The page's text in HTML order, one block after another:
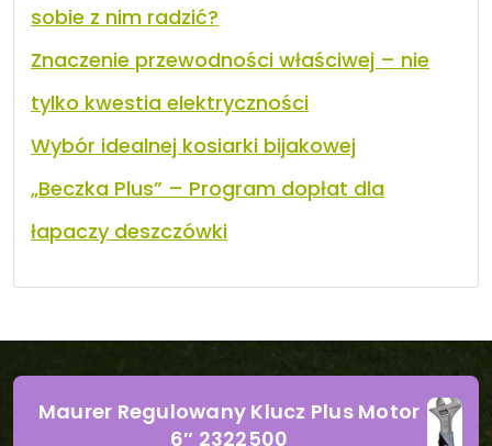
sobie z nim radzić?
Znaczenie przewodności właściwej – nie
tylko kwestia elektryczności
Wybór idealnej kosiarki bijakowej
„Beczka Plus” – Program dopłat dla
łapaczy deszczówki
Maurer Regulowany Klucz Plus Motor
6″ 2322500